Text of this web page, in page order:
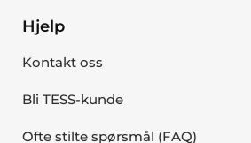
Hjelp
Kontakt oss
Bli TESS-kunde
Ofte stilte spørsmål (FAQ)